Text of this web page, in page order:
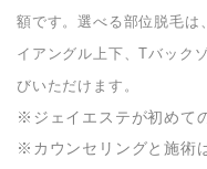
額です。選べる部位脱毛は
イアングル上下、Tバック
びいただけます。
※ジェイエステが初めて
※カウンセリングと施術